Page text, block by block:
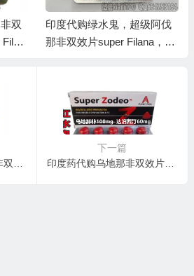
双
印度代购绿水鬼，超级阿伐
那非双效片super Filana，阿
下一篇
印度药代购乌地那非双效片红水鬼Super Zodeo 第五代双效片乌地那非Udenafil红水鬼